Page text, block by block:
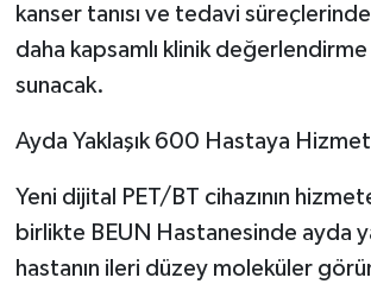
kanser tanısı ve tedavi
daha kapsamlı klinik değerlendirme
sunacak.
Ayda Yaklaşık 600 Hastaya
Yeni dijital PET/BT cihazının
birlikte BEUN Hastanesinde ayda
hastanın ileri düzey moleküler